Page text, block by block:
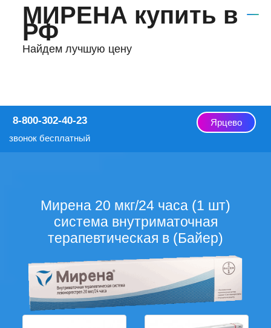
МИРЕНА купить в
РФ
Найдем лучшую цену
8-800-302-40-23
звонок бесплатный
Ярцево
Мирена 20 мкг/24 часа (1 шт)
система внутриматочная
терапевтическая в (Байер)